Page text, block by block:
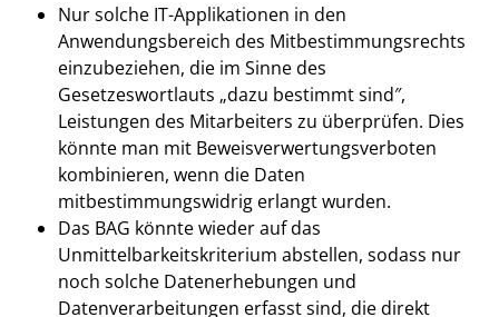
Nur solche IT-Applikationen in den
Anwendungsbereich des Mitbestimmungsrechts
einzubeziehen, die im Sinne des
Gesetzeswortlauts „dazu bestimmt sind″,
Leistungen des Mitarbeiters zu überprüfen. Dies
könnte man mit Beweisverwertungsverboten
kombinieren, wenn die Daten
mitbestimmungswidrig erlangt wurden.
Das BAG könnte wieder auf das
Unmittelbarkeitskriterium abstellen, sodass nur
noch solche Datenerhebungen und
Datenverarbeitungen erfasst sind, die direkt